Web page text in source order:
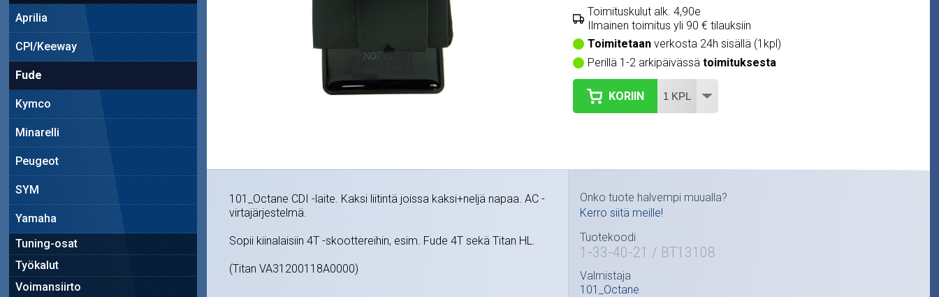
Aprilia
CPI/Keeway
Fude
Kymco
Minarelli
Peugeot
SYM
Yamaha
Tuning-osat
Työkalut
Voimansiirto
Toimituskulut alk. 4,90e
Ilmainen toimitus yli 90 € tilauksiin
Toimitetaanverkosta 24h sisällä (1kpl)
Perillä 1-2 arkipäivässä toimituksesta
KORIIN
101_Octane CDI -laite. Kaksi liitintä joissa kaksi+neljä napaa. AC -
virtajärjestelmä.
Sopii kiinalaisiin 4T -skoottereihin, esim. Fude 4T sekä Titan HL.
(Titan VA31200118A0000)
Onko tuote halvempi muualla?
Kerro siitä meille!
Tuotekoodi
1-33-40-21 / BT13108
Valmistaja
101_Octane